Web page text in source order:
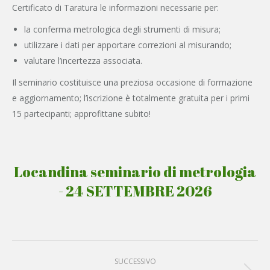
Certificato di Taratura le informazioni necessarie per:
la conferma metrologica degli strumenti di misura;
utilizzare i dati per apportare correzioni al misurando;
valutare l’incertezza associata.
Il seminario costituisce una preziosa occasione di formazione
e aggiornamento; l’iscrizione è totalmente gratuita per i primi
15 partecipanti; approfittane subito!
Locandina seminario di metrologia
- 24 SETTEMBRE 2026
SUCCESSIVO